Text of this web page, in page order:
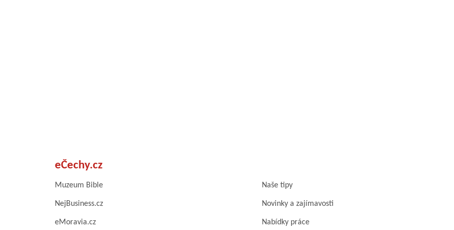
eČechy.cz
Muzeum Bible Naše tipy
NejBusiness.cz Novinky a zajímavosti
eMoravia.cz Nabídky práce